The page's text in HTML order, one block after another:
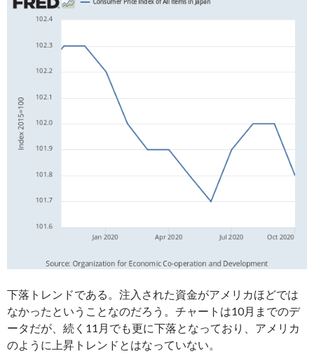
下落トレンドである。注入された資金がアメリカほどでは
なかったということなのだろう。チャートは10月までのデ
ータだが、続く11月でも更に下落となっており、アメリカ
のように上昇トレンドとはなっていない。